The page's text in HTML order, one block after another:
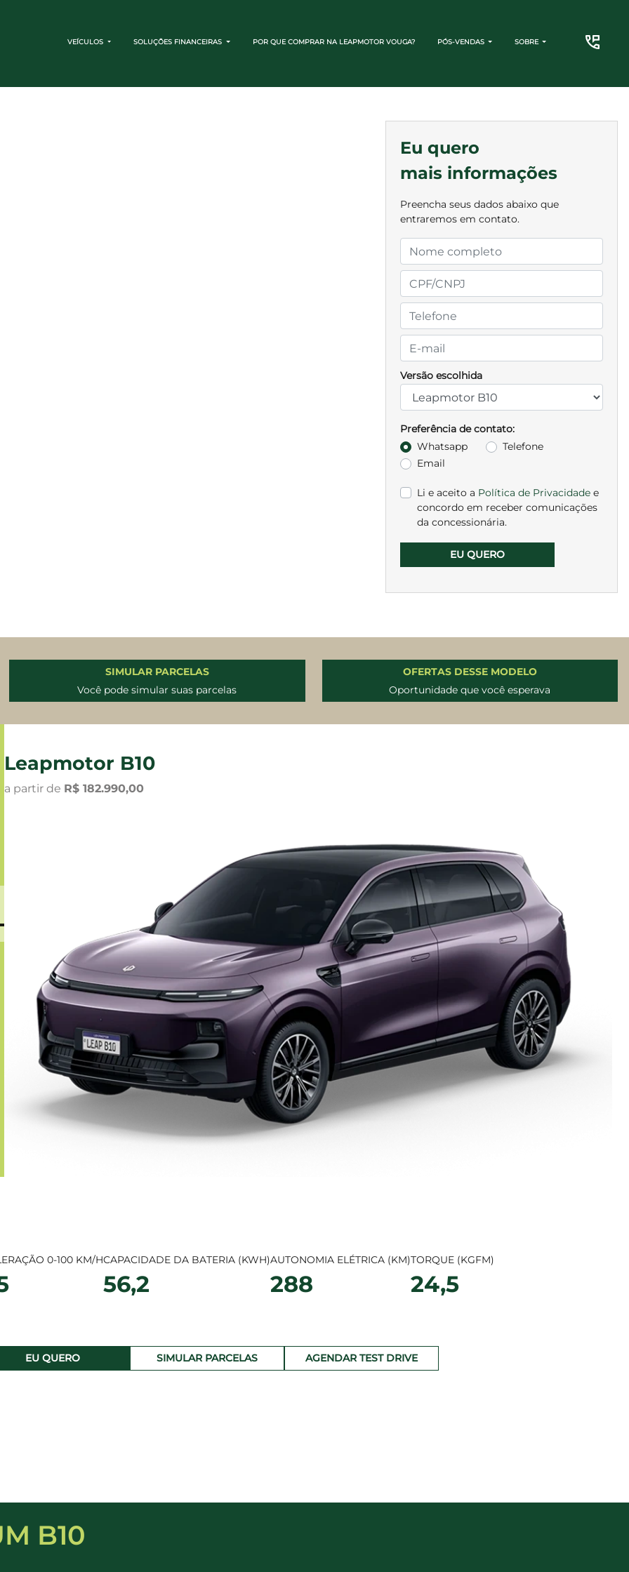
VEÍCULOS SOLUÇÕES FINANCEIRAS POR QUE COMPRAR NA LEAPMOTOR VOUGA? PÓS-VENDAS SOBRE
Eu quero
mais informações
Preencha seus dados abaixo que
entraremos em contato.
Versão escolhida
Preferência de contato:
Whatsapp
Telefone
Email
Li e aceito a Política de Privacidade e
concordo em receber comunicações
da concessionária.
EU QUERO
SIMULAR PARCELAS
Você pode simular suas parcelas
OFERTAS DESSE MODELO
Oportunidade que você esperava
Leapmotor B10
a partir de R$ 182.990,00
0-100 KM/HCAPACIDADE DA BATERIA (KWH)
56,2
AUTONOMIA ELÉTRICA (KM)
288
TORQUE (KGFM)
24,5
EU QUERO SIMULAR PARCELAS AGENDAR TEST DRIVE
B10